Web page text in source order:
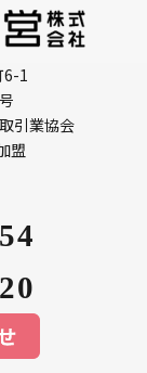
6-1
引業協会
盟